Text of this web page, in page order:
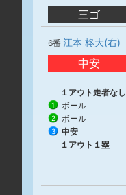
三ゴ
6番 江本 柊大(右)
中安
１アウト走者なし
1 ボール
2 ボール
3
中安
１アウト１塁